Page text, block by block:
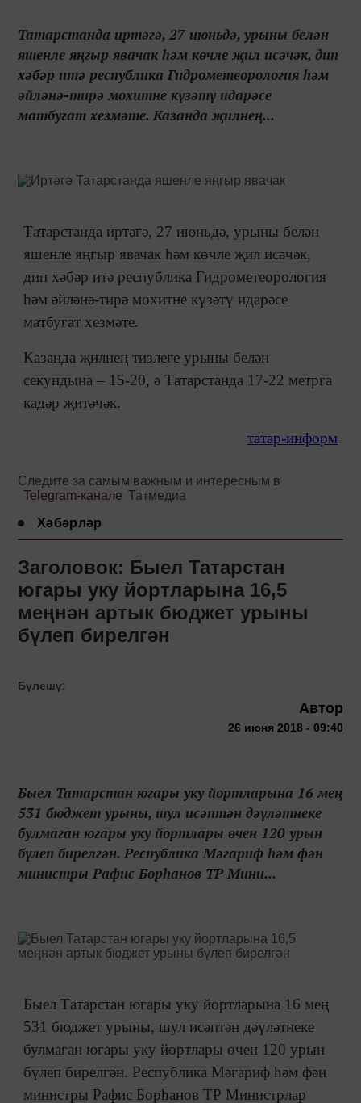
Татарстанда иртәгә, 27 июньдә, урыны белән
яшенле яңгыр явачак һәм көчле җил исәчәк, дип
хәбәр итә республика Гидрометеорология һәм
әйләнә-тирә мохитне күзәтү идарәсе
матбугат хезмәте. Казанда җилнең...
Татарстанда иртәгә, 27 июньдә, урыны белән
яшенле яңгыр явачак һәм көчле җил исәчәк,
дип хәбәр итә республика Гидрометеорология
һәм әйләнә-тирә мохитне күзәтү идарәсе
матбугат хезмәте.
Казанда җилнең тизлеге урыны белән
секундына – 15-20, ә Татарстанда 17-22 метрга
кадәр җитәчәк.
татар-информ
Следите за самым важным и интересным в
Telegram-канале Татмедиа
Хәбәрләр
Заголовок: Быел Татарстан
югары уку йортларына 16,5
меңнән артык бюджет урыны
бүлеп бирелгән
Бүлешү:
Автор
26 июня 2018 - 09:40
Быел Татарстан югары уку йортларына 16 мең
531 бюджет урыны, шул исәптән дәүләтнеке
булмаган югары уку йортлары өчен 120 урын
бүлеп бирелгән. Республика Мәгариф һәм фән
министры Рафис Борһанов ТР Мини...
Быел Татарстан югары уку йортларына 16 мең
531 бюджет урыны, шул исәптән дәүләтнеке
булмаган югары уку йортлары өчен 120 урын
бүлеп бирелгән. Республика Мәгариф һәм фән
министры Рафис Борһанов ТР Министрлар